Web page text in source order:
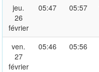
jeu.
26
février
05:47 05:57
ven.
27
février
05:46 05:56